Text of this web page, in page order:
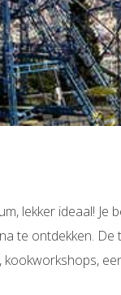
lekker ideaal!
te ontdekken.
kookworkshops,